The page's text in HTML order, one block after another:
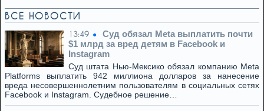
ВСЕ НОВОСТИ
13:49
Суд обязал Meta выплатить почти
$1 млрд за вред детям в Facebook и
Instagram
Суд штата Нью-Мексико обязал компанию Meta
Platforms выплатить 942 миллиона долларов за нанесение
вреда несовершеннолетним пользователям в социальных сетях
Facebook и Instagram. Судебное решение…